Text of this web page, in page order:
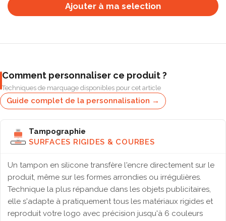
Ajouter à ma selection
Comment personnaliser ce produit ?
Techniques de marquage disponibles pour cet article
Guide complet de la personnalisation →
Tampographie
SURFACES RIGIDES & COURBES
Un tampon en silicone transfère l'encre directement sur le
produit, même sur les formes arrondies ou irrégulières.
Technique la plus répandue dans les objets publicitaires,
elle s'adapte à pratiquement tous les matériaux rigides et
reproduit votre logo avec précision jusqu'à 6 couleurs